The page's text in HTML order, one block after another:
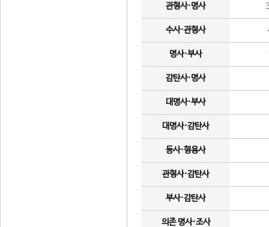
관형사·명사
수사·관형사
명사·부사
감탄사·명사
대명사·부사
대명사·감탄사
동사·형용사
관형사·감탄사
부사·감탄사
의존 명사·조사